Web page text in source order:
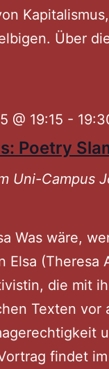
Über
Poetry
@ 19:15 -
Uni-Campus
Was wäre,
Elsa (Theresa
die mit
Texten vor
findet